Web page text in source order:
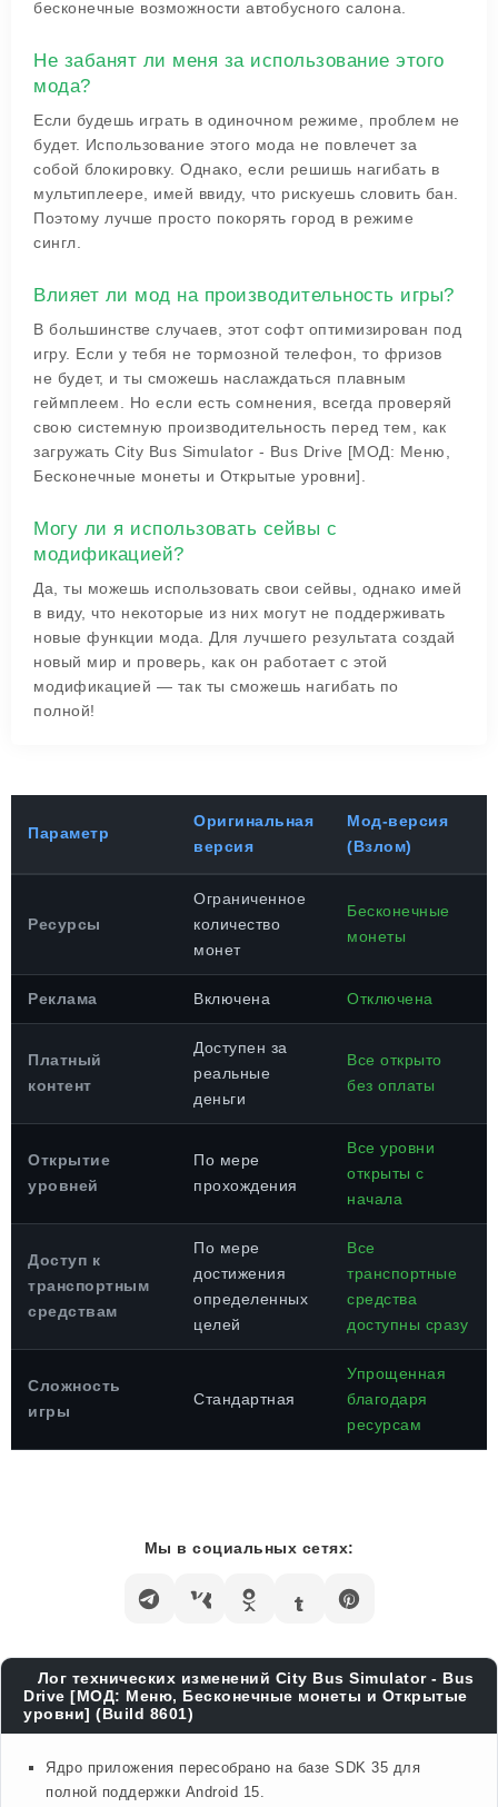
бесконечные возможности автобусного салона.
Не забанят ли меня за использование этого
мода?
Если будешь играть в одиночном режиме, проблем не
будет. Использование этого мода не повлечет за
собой блокировку. Однако, если решишь нагибать в
мультиплеере, имей ввиду, что рискуешь словить бан.
Поэтому лучше просто покорять город в режиме
сингл.
Влияет ли мод на производительность игры?
В большинстве случаев, этот софт оптимизирован под
игру. Если у тебя не тормозной телефон, то фризов
не будет, и ты сможешь наслаждаться плавным
геймплеем. Но если есть сомнения, всегда проверяй
свою системную производительность перед тем, как
загружать City Bus Simulator - Bus Drive [МОД: Меню,
Бесконечные монеты и Открытые уровни].
Могу ли я использовать сейвы с
модификацией?
Да, ты можешь использовать свои сейвы, однако имей
в виду, что некоторые из них могут не поддерживать
новые функции мода. Для лучшего результата создай
новый мир и проверь, как он работает с этой
модификацией — так ты сможешь нагибать по
полной!
Параметр
Оригинальная
версия
Мод-версия
(Взлом)
Ресурсы
Ограниченное
количество
монет
Бесконечные
монеты
Реклама Включена Отключена
Платный
контент
Доступен за
реальные
деньги
Все открыто
без оплаты
Открытие
уровней
По мере
прохождения
Все уровни
открыты с
начала
Доступ к
транспортным
средствам
По мере
достижения
определенных
целей
Все
транспортные
средства
доступны сразу
Сложность
игры
Стандартная
Упрощенная
благодаря
ресурсам
Мы в социальных сетях:
Лог технических изменений City Bus Simulator - Bus
Drive [МОД: Меню, Бесконечные монеты и Открытые
уровни] (Build 8601)
Ядро приложения пересобрано на базе SDK 35 для
полной поддержки Android 15.